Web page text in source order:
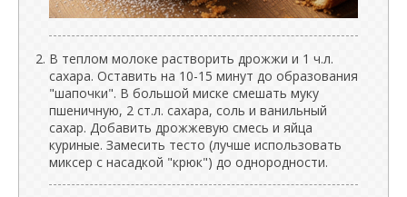
В теплом молоке растворить дрожжи и 1 ч.л.
сахара. Оставить на 10-15 минут до образования
"шапочки". В большой миске смешать муку
пшеничную, 2 ст.л. сахара, соль и ванильный
сахар. Добавить дрожжевую смесь и яйца
куриные. Замесить тесто (лучше использовать
миксер с насадкой "крюк") до однородности.